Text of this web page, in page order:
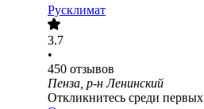
Русклимат
3.7
•
450 отзывов
Пенза, р-н Ленинский
Откликнитесь среди первых